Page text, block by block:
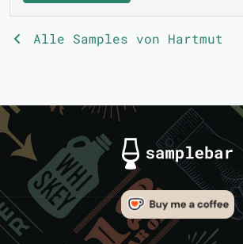
Alle Samples von Hartmut